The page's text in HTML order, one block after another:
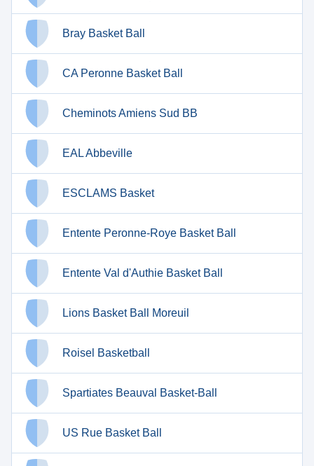
Bray Basket Ball
CA Peronne Basket Ball
Cheminots Amiens Sud BB
EAL Abbeville
ESCLAMS Basket
Entente Peronne-Roye Basket Ball
Entente Val d'Authie Basket Ball
Lions Basket Ball Moreuil
Roisel Basketball
Spartiates Beauval Basket-Ball
US Rue Basket Ball